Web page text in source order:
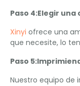
Paso 4:Elegir
Xinyi ofrece una
que necesite, lo
Paso
Nuestro equipo de